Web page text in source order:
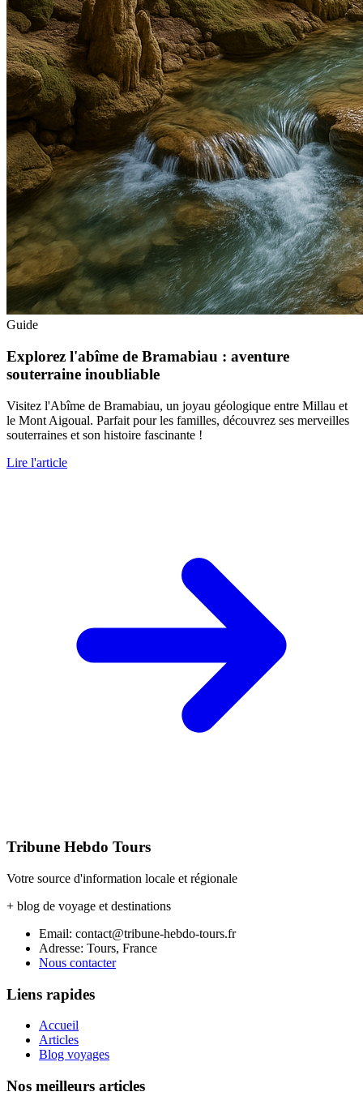
Guide
Explorez l'abîme de Bramabiau : aventure
souterraine inoubliable
Visitez l'Abîme de Bramabiau, un joyau géologique entre Millau et
le Mont Aigoual. Parfait pour les familles, découvrez ses merveilles
souterraines et son histoire fascinante !
Lire l'article
Tribune Hebdo Tours
Votre source d'information locale et régionale
+ blog de voyage et destinations
Email: contact@tribune-hebdo-tours.fr
Adresse: Tours, France
Nous contacter
Liens rapides
Accueil
Articles
Blog voyages
Nos meilleurs articles